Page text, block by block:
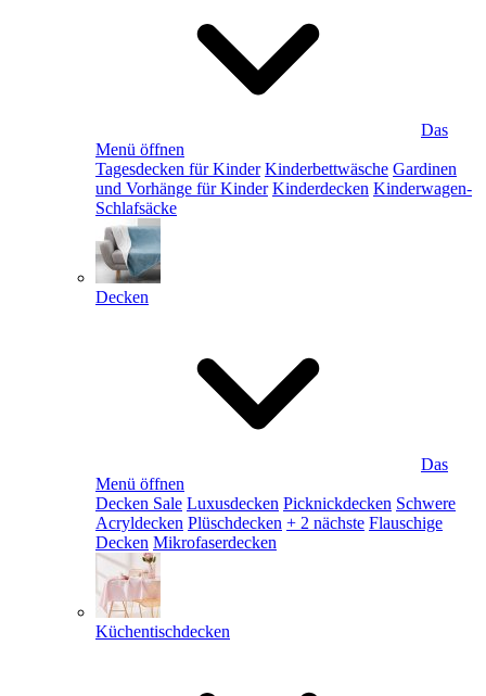
Das
Menü öffnen
Tagesdecken für Kinder Kinderbettwäsche Gardinen
und Vorhänge für Kinder Kinderdecken Kinderwagen-
Schlafsäcke
Decken
Das
Menü öffnen
Decken Sale Luxusdecken Picknickdecken Schwere
Acryldecken Plüschdecken + 2 nächste Flauschige
Decken Mikrofaserdecken
Küchentischdecken